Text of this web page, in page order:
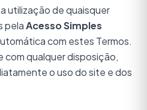
utilização de quaisquer
pelaAcesso Simples
com estes Termos.
com qualquer disposição,
o uso do site e dos